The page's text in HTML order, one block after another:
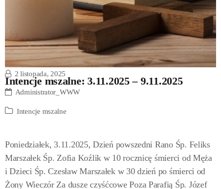
Intencje mszalne: 3.11.2025 – 9.11.2025
2 listopada, 2025
Administrator_WWW
Intencje mszalne
Poniedziałek, 3.11.2025, Dzień powszedni Rano Śp. Feliks
Marszałek Śp. Zofia Koźlik w 10 rocznicę śmierci od Męża
i Dzieci Śp. Czesław Marszałek w 30 dzień po śmierci od
Żony Wieczór Za dusze czyśćcowe Poza Parafią Śp. Józef